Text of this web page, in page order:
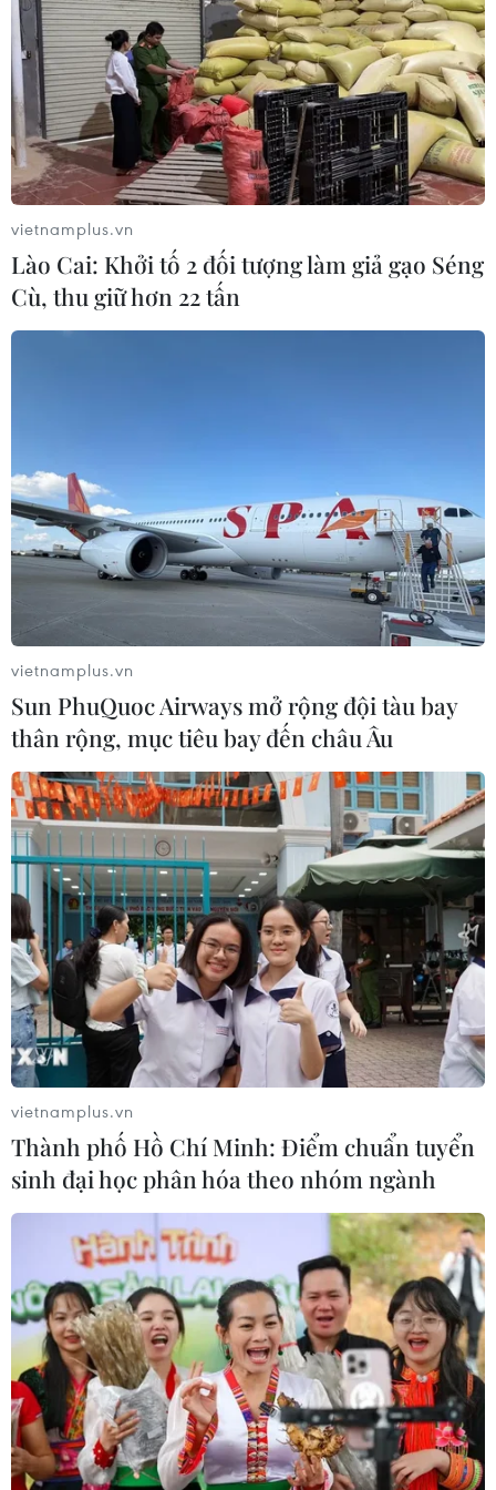
vietnamplus.vn
Lào Cai: Khởi tố 2 đối tượng làm giả gạo Séng
Cù, thu giữ hơn 22 tấn
vietnamplus.vn
Sun PhuQuoc Airways mở rộng đội tàu bay
thân rộng, mục tiêu bay đến châu Âu
vietnamplus.vn
Thành phố Hồ Chí Minh: Điểm chuẩn tuyển
sinh đại học phân hóa theo nhóm ngành